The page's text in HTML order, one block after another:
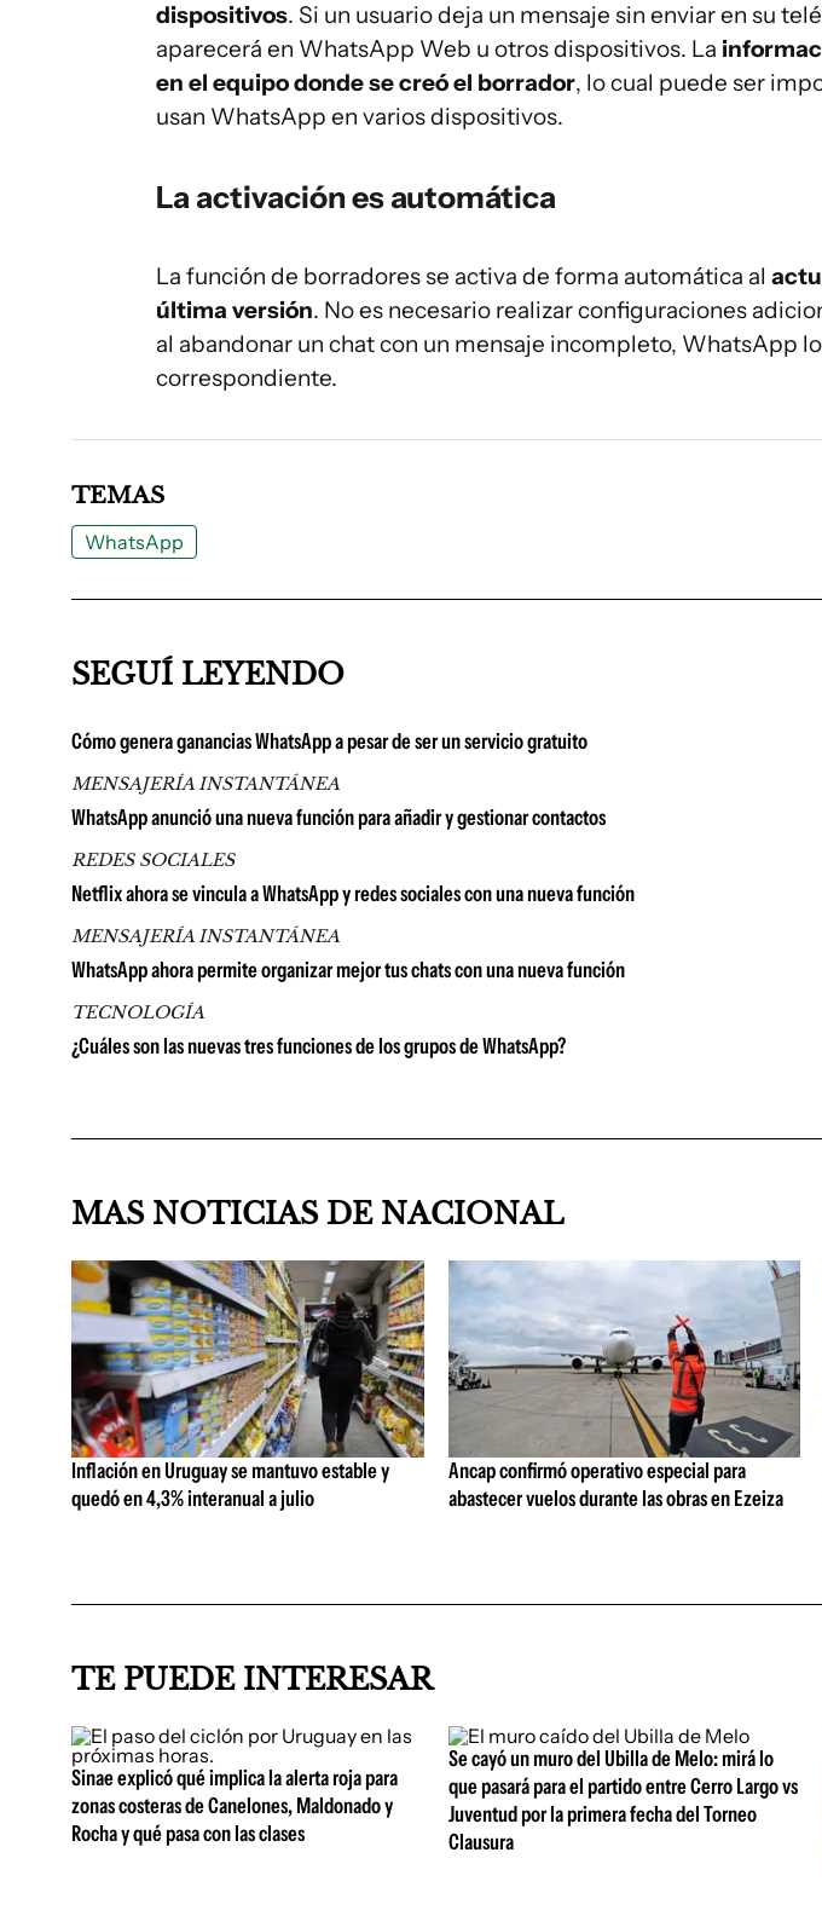
dispositivos. Si un usuario deja un mensaje sin enviar en su
aparecerá en WhatsApp Web u otros dispositivos. La
en el equipo donde se creó el borrador, lo cual puede ser
usan WhatsApp en varios dispositivos.
La activación es automática
La función de borradores se activa de forma automática al
última versión. No es necesario realizar configuraciones
al abandonar un chat con un mensaje incompleto, WhatsApp
correspondiente.
TEMAS
WhatsApp
SEGUÍ LEYENDO
Cómo genera ganancias WhatsApp a pesar de ser un servicio gratuito
MENSAJERÍA INSTANTÁNEA
WhatsApp anunció una nueva función para añadir y gestionar contactos
REDES SOCIALES
Netflix ahora se vincula a WhatsApp y redes sociales con una nueva función
MENSAJERÍA INSTANTÁNEA
WhatsApp ahora permite organizar mejor tus chats con una nueva función
TECNOLOGÍA
¿Cuáles son las nuevas tres funciones de los grupos de WhatsApp?
MAS NOTICIAS DE NACIONAL
Inflación en Uruguay se mantuvo estable y
quedó en 4,3% interanual a julio
Ancap confirmó operativo especial para
abastecer vuelos durante las obras en Ezeiza
TE PUEDE INTERESAR
Sinae explicó qué implica la alerta roja para
zonas costeras de Canelones, Maldonado y
Rocha y qué pasa con las clases
Se cayó un muro del Ubilla de Melo: mirá lo
que pasará para el partido entre Cerro Largo vs
Juventud por la primera fecha del Torneo
Clausura